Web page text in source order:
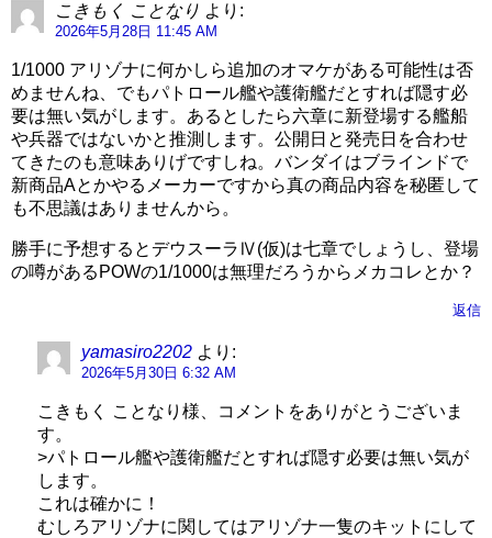
こきもく ことなり より:
2026年5月28日 11:45 AM
1/1000 アリゾナに何かしら追加のオマケがある可能性は否
めませんね、でもパトロール艦や護衛艦だとすれば隠す必
要は無い気がします。あるとしたら六章に新登場する艦船
や兵器ではないかと推測します。公開日と発売日を合わせ
てきたのも意味ありげですしね。バンダイはブラインドで
新商品Aとかやるメーカーですから真の商品内容を秘匿して
も不思議はありませんから。
勝手に予想するとデウスーラⅣ(仮)は七章でしょうし、登場
の噂があるPOWの1/1000は無理だろうからメカコレとか？
返信
yamasiro2202 より:
2026年5月30日 6:32 AM
こきもく ことなり様、コメントをありがとうございま
す。
>パトロール艦や護衛艦だとすれば隠す必要は無い気が
します。
これは確かに！
むしろアリゾナに関してはアリゾナ一隻のキットにして